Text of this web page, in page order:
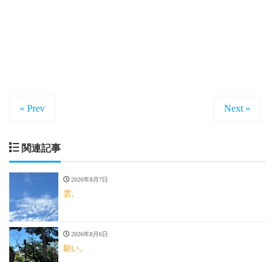
« Prev Next »
関連記事
2026年8月7日
雲。
2026年8月6日
願い。